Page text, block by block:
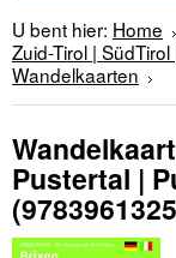
U bent hier: Home
Zuid-Tirol |
Wandelkaarten
Pustertal |